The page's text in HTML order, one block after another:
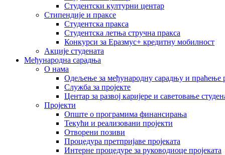
Студентски културни центар
Стипендије и праксе
Студентска пракса
Студентска летња стручна пракса
Конкурси за Еразмус+ кредитну мобилност
Акције студената
Међународна сарадња
О нама
Одељење за међународну сарадњу и праћење
Служба за пројекте
Центар за развој каријере и саветовање
Пројекти
Опште о програмима финансирања
Текући и реализовани пројекти
Отворени позиви
Процедура претпријаве пројеката
Интерне процедуре за руководиоце пројеката